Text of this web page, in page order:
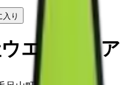
入り
エルフェア